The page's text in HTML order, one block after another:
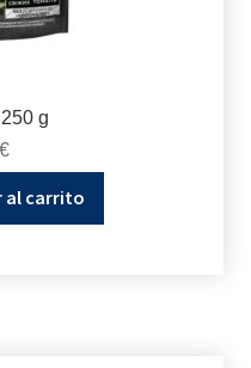
g
€
al carrito